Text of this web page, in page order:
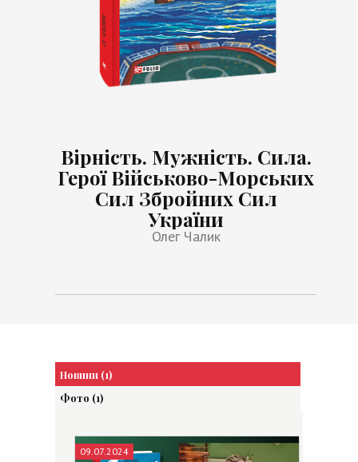
Вірність. Мужність. Сила.
Герої Військово-Морських
Сил Збройних Сил
України
Олег Чалик
Новини (1)
Фото (1)
09.07.2024